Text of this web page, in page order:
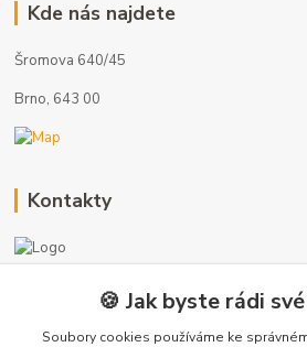
Kde nás najdete
Šromova 640/45
Brno, 643 00
Kontakty
+420 775 872 753
🍪 Jak byste rádi
Soubory cookies používáme ke